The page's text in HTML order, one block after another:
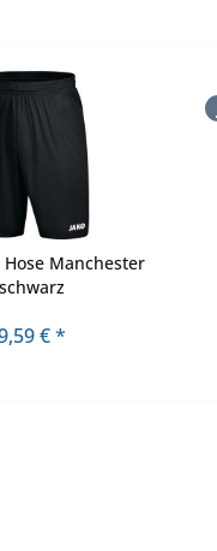
Hose Manchester
schwarz
€ *